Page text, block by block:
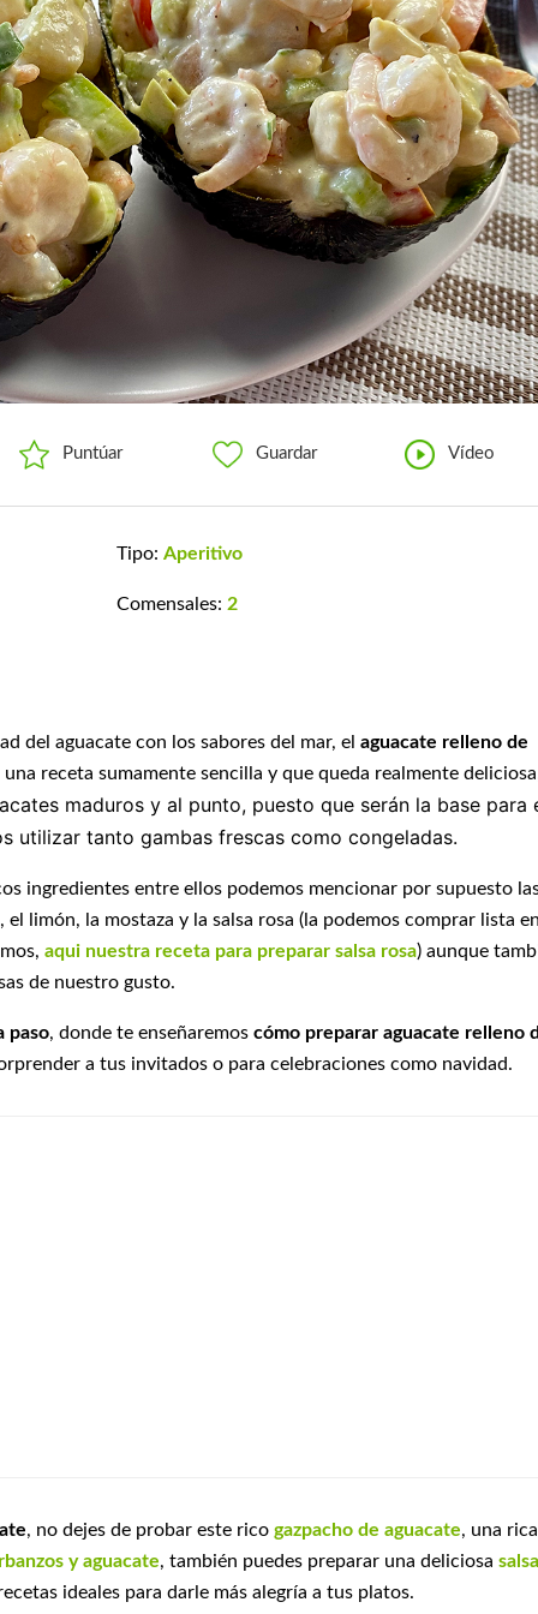
Puntúar Guardar Vídeo
Tipo: Aperitivo
Comensales: 2
del aguacate con los sabores del mar, el aguacate relleno de
receta sumamente sencilla y que queda realmente
maduros y al punto, puesto que serán la base para
utilizar tanto gambas frescas como congeladas.
ingredientes entre ellos podemos mencionar por supuesto
limón, la mostaza y la salsa rosa (la podemos comprar lista
aqui nuestra receta para preparar salsa rosa) aunque
de nuestro gusto.
paso, donde te enseñaremos cómo preparar aguacate relleno
a tus invitados o para celebraciones como navidad.
, no dejes de probar este rico gazpacho de aguacate, una rica
y aguacate, también puedes preparar una deliciosa salsa
ideales para darle más alegría a tus platos.